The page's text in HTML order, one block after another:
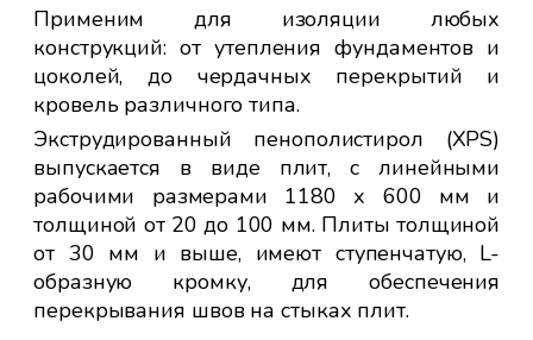
Применим для изоляции любых
конструкций: от утепления фундаментов и
цоколей, до чердачных перекрытий и
кровель различного типа.
Экструдированный пенополистирол (XPS)
выпускается в виде плит, с линейными
рабочими размерами 1180 х 600 мм и
толщиной от 20 до 100 мм. Плиты толщиной
от 30 мм и выше, имеют ступенчатую, L-
образную кромку, для обеспечения
перекрывания швов на стыках плит.